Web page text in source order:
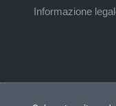
Informazione